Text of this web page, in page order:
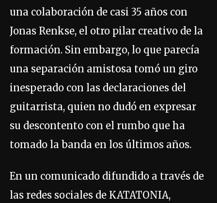
una colaboración de casi 35 años con
Jonas Renkse, el otro pilar creativo de la
formación. Sin embargo, lo que parecía
una separación amistosa tomó un giro
inesperado con las declaraciones del
guitarrista, quien no dudó en expresar
su descontento con el rumbo que ha
tomado la banda en los últimos años.
En un comunicado difundido a través de
las redes sociales de KATATONIA,